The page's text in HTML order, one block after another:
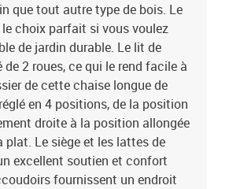
que tout autre type de bois. Le
choix parfait si vous voulez
de jardin durable. Le lit de
de 2 roues, ce qui le rend facile à
de cette chaise longue de
en 4 positions, de la position
droite à la position allongée
Le siège et les lattes de
excellent soutien et confort
fournissent un endroit